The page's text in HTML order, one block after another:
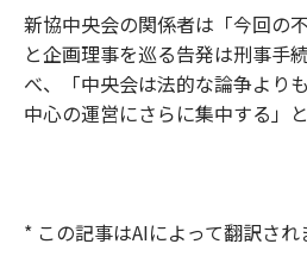
新協中央会の関係者は「今回の
と企画理事を巡る告発は刑事手
べ、「中央会は法的な論争より
中心の運営にさらに集中する」と
* この記事はAIによって翻訳され